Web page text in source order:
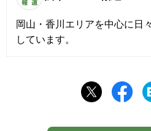
岡山・香川エリアを中心に日
しています。